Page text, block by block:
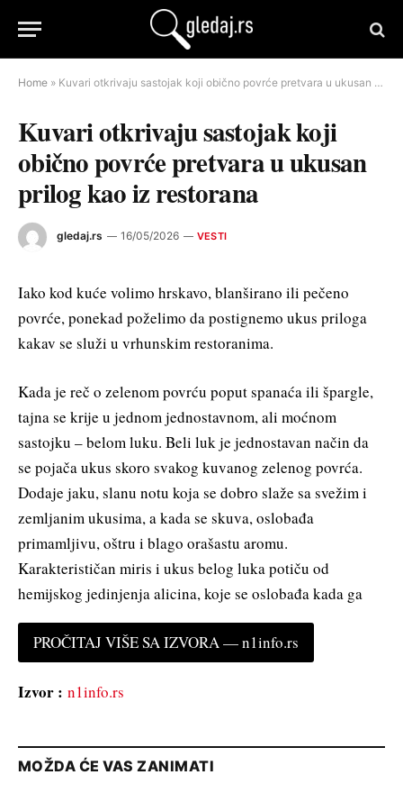
Home » Kuvari otkrivaju sastojak koji obično povrće pretvara u ukusan prilog kao iz restorana
Kuvari otkrivaju sastojak koji
obično povrće pretvara u ukusan
prilog kao iz restorana
gledaj.rs 16/05/2026 VESTI
Iako kod kuće volimo hrskavo, blanširano ili pečeno
povrće, ponekad poželimo da postignemo ukus priloga
kakav se služi u vrhunskim restoranima.
Kada je reč o zelenom povrću poput spanaća ili špargle,
tajna se krije u jednom jednostavnom, ali moćnom
sastojku – belom luku. Beli luk je jednostavan način da
se pojača ukus skoro svakog kuvanog zelenog povrća.
Dodaje jaku, slanu notu koja se dobro slaže sa svežim i
zemljanim ukusima, a kada se skuva, oslobađa
primamljivu, oštru i blago orašastu aromu.
Karakterističan miris i ukus belog luka potiču od
hemijskog jedinjenja alicina, koje se oslobađa kada ga
PROČITAJ VIŠE SA IZVORA — n1info.rs
Izvor : n1info.rs
MOŽDA ĆE VAS ZANIMATI